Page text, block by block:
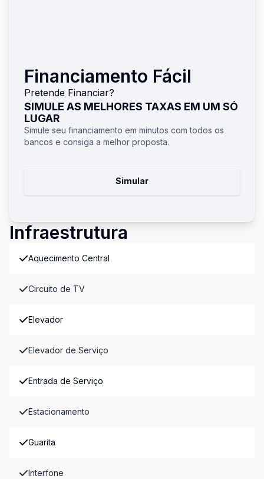
Financiamento Fácil
Pretende Financiar?
SIMULE AS MELHORES TAXAS EM UM SÓ
LUGAR
Simule seu financiamento em minutos com todos os
bancos e consiga a melhor proposta.
Simular
Infraestrutura
Aquecimento Central
Circuito de TV
Elevador
Elevador de Serviço
Entrada de Serviço
Estacionamento
Guarita
Interfone